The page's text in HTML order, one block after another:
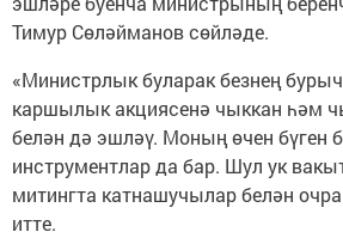
Тимур Сөләйманов сөйләде.
«Министрлык буларак безнең
каршылык акциясенә чыккан һәм
белән дә эшләү. Моның өчен бүген
инструментлар да бар. Шул ук
митингта катнашучылар белән
итте.